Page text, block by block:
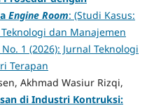
Engine Room: (Studi Kasus:
dan Manajemen
1 (2026): Jurnal Teknologi
Terapan
Akhmad Wasiur Rizqi,
di Industri Kontruksi: